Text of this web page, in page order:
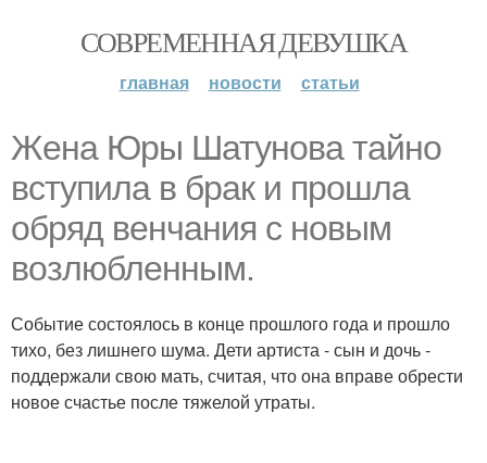
СОВРЕМЕННАЯ ДЕВУШКА
главная новости статьи
Жена Юры Шатунова тайно
вступила в брак и прошла
обряд венчания с новым
возлюбленным.
Событие состоялось в конце прошлого года и прошло
тихо, без лишнего шума. Дети артиста - сын и дочь -
поддержали свою мать, считая, что она вправе обрести
новое счастье после тяжелой утраты.